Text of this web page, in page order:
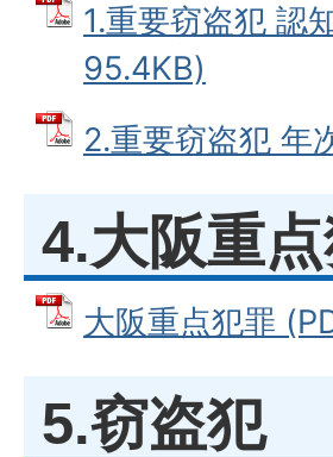
1.重要窃盗犯 認
95.4KB)
2.重要窃盗犯 年
4.大阪重
大阪重点犯罪
5.窃盗犯